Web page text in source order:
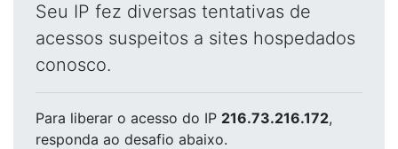
Seu IP fez diversas tentativas de
acessos suspeitos a sites hospedados
conosco.
Para liberar o acesso do IP 216.73.216.172,
responda ao desafio abaixo.